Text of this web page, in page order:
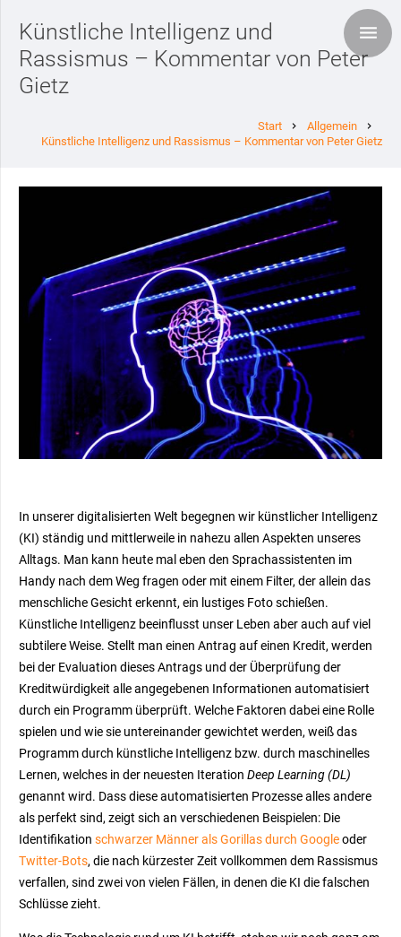
Künstliche Intelligenz und
Rassismus – Kommentar von Peter
Gietz
Start chevron_right Allgemein chevron_right
Künstliche Intelligenz und Rassismus – Kommentar von Peter Gietz
In unserer digitalisierten Welt begegnen wir künstlicher Intelligenz
(KI) ständig und mittlerweile in nahezu allen Aspekten unseres
Alltags. Man kann heute mal eben den Sprachassistenten im
Handy nach dem Weg fragen oder mit einem Filter, der allein das
menschliche Gesicht erkennt, ein lustiges Foto schießen.
Künstliche Intelligenz beeinflusst unser Leben aber auch auf viel
subtilere Weise. Stellt man einen Antrag auf einen Kredit, werden
bei der Evaluation dieses Antrags und der Überprüfung der
Kreditwürdigkeit alle angegebenen Informationen automatisiert
durch ein Programm überprüft. Welche Faktoren dabei eine Rolle
spielen und wie sie untereinander gewichtet werden, weiß das
Programm durch künstliche Intelligenz bzw. durch maschinelles
Lernen, welches in der neuesten Iteration Deep Learning (DL)
genannt wird. Dass diese automatisierten Prozesse alles andere
als perfekt sind, zeigt sich an verschiedenen Beispielen: Die
Identifikation schwarzer Männer als Gorillas durch Googleoder
Twitter-Bots, die nach kürzester Zeit vollkommen dem Rassismus
verfallen, sind zwei von vielen Fällen, in denen die KI die falschen
Schlüsse zieht.